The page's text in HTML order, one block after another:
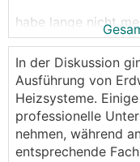
habe lange nicht
gibts wieder was
Ich habe 2012/
damals für Gas
habe dann erst
richtig realisiert,
Möglichkeit für eine
In der Diskussion
Ausführung von
Heizsysteme.
professionelle
nehmen, während
entsprechende